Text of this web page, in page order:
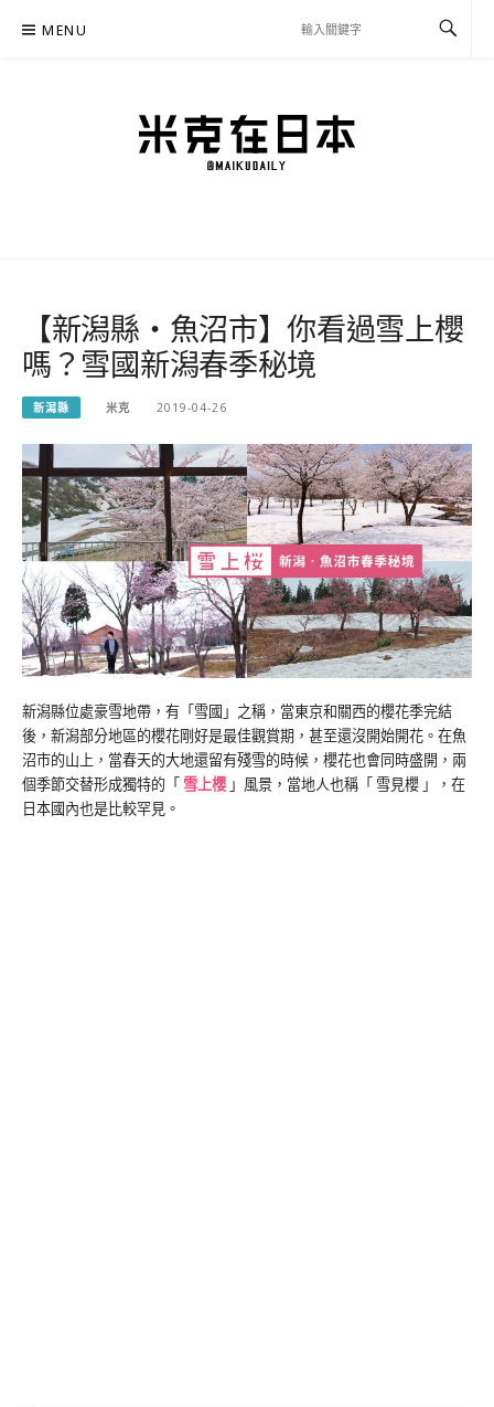
MENU
【新潟縣‧魚沼市】你看過雪上櫻
嗎？雪國新潟春季秘境
新潟縣 米克 2019-04-26
新潟縣位處豪雪地帶，有「雪國」之稱，當東京和關西的櫻花季完結
後，新潟部分地區的櫻花剛好是最佳觀賞期，甚至還沒開始開花。在魚
沼市的山上，當春天的大地還留有殘雪的時候，櫻花也會同時盛開，兩
個季節交替形成獨特的「 雪上櫻 」風景，當地人也稱「 雪見櫻 」，在
日本國內也是比較罕見。